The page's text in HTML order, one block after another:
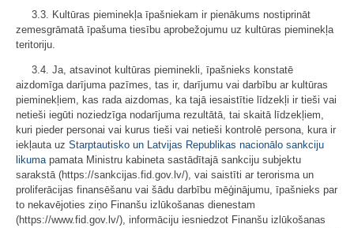
3.3. Kultūras pieminekļa īpašniekam ir pienākums nostiprināt
zemesgrāmatā īpašuma tiesību aprobežojumu uz kultūras pieminekļa
teritoriju.
3.4. Ja, atsavinot kultūras pieminekli, īpašnieks konstatē
aizdomīga darījuma pazīmes, tas ir, darījumu vai darbību ar kultūras
pieminekļiem, kas rada aizdomas, ka tajā iesaistītie līdzekļi ir tieši vai
netieši iegūti noziedzīga nodarījuma rezultātā, tai skaitā līdzekļiem,
kuri pieder personai vai kurus tieši vai netieši kontrolē persona, kura ir
iekļauta uz Starptautisko un Latvijas Republikas nacionālo sankciju
likumapamata Ministru kabineta sastādītajā sankciju subjektu
sarakstā (https://sankcijas.fid.gov.lv/), vai saistīti ar terorisma un
proliferācijas finansēšanu vai šādu darbību mēģinājumu, īpašnieks par
to nekavējoties ziņo Finanšu izlūkošanas dienestam
(https://www.fid.gov.lv/), informāciju iesniedzot Finanšu izlūkošanas